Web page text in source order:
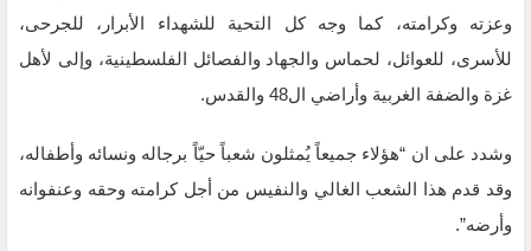
وعزته وكرامته، كما وجه كل التحية للشهداء الأبرار، للجرحى،
للأسرى، للعوائل، لحماس والجهاد والفصائل الفلسطينية، وإلى لأهل
غزة والضفة الغربية وأراضي ال48 والقدس.‏
وشدد على ان “هؤلاء جميعاً يُمثلون شعباً حيّاً برجاله ونسائه وأطفاله،
وقد قدم هذا الشعب الغالي والنفيس من أجل كرامته ‌‏وحقه وعنفوانه
وأرضه”.